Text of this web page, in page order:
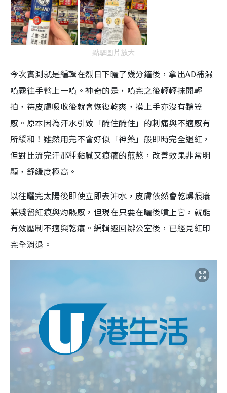
點擊圖片放大
今次實測就是編輯在烈日下曬了幾分鐘後，拿出AD補濕
噴霧往手臂上一噴。神奇的是，噴完之後輕輕抹開輕
拍，待皮膚吸收後就會恢復乾爽，摸上手亦沒有黐笠
感。原本因為汗水引致「醃住醃住」的刺痛與不適感有
所緩和！雖然用完不會好似「神藥」般即時完全退紅，
但對比流完汗那種黏膩又痕癢的煎熬，改善效果非常明
顯，舒緩度極高。
以往曬完太陽後即使立即去沖水，皮膚依然會乾燥痕癢
兼殘留紅痕與灼熱感，但現在只要在曬後噴上它，就能
有效壓制不適與乾癢。編輯返回辦公室後，已經見紅印
完全消退。